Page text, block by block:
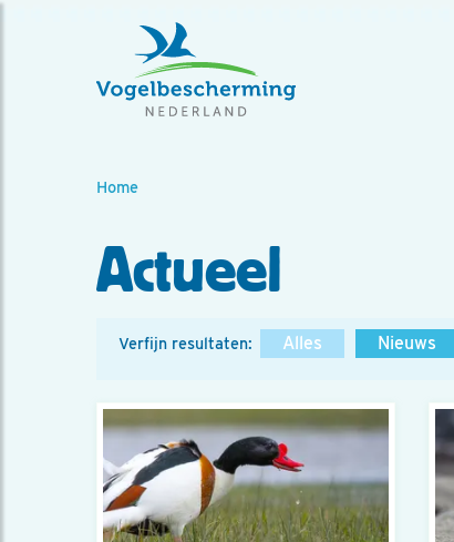
Home
Actueel
Verfijn resultaten: Alles Nieuws